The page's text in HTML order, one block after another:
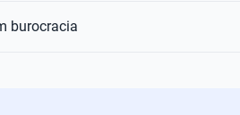
burocracia